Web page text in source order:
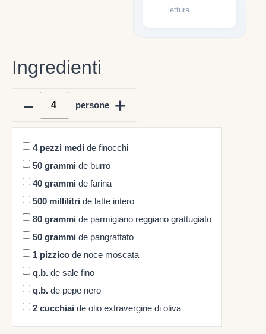
lettura
Ingredienti
–
persone +
4 pezzi medi de finocchi
50 grammi de burro
40 grammi de farina
500 millilitri de latte intero
80 grammi de parmigiano reggiano grattugiato
50 grammi de pangrattato
1 pizzico de noce moscata
q.b. de sale fino
q.b. de pepe nero
2 cucchiai de olio extravergine di oliva